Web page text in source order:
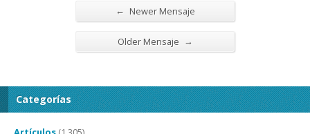
← Newer Mensaje
Older Mensaje →
Categorías